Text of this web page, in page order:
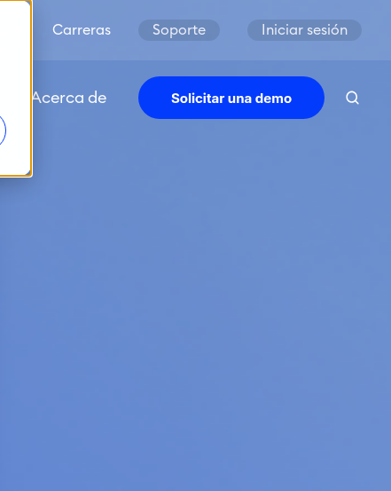
Carreras Soporte Iniciar sesión
Acerca de